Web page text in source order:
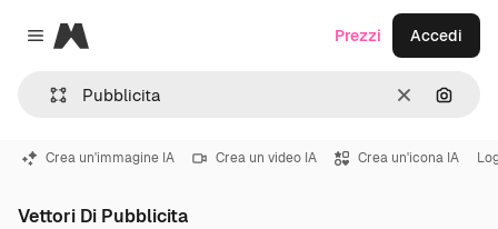
Close menu
Magnific
CancellaCerca
Prezzi Accedi
Crea un'immagine IA Crea un video IA Crea un'icona IA
Vettori Di Pubblicita